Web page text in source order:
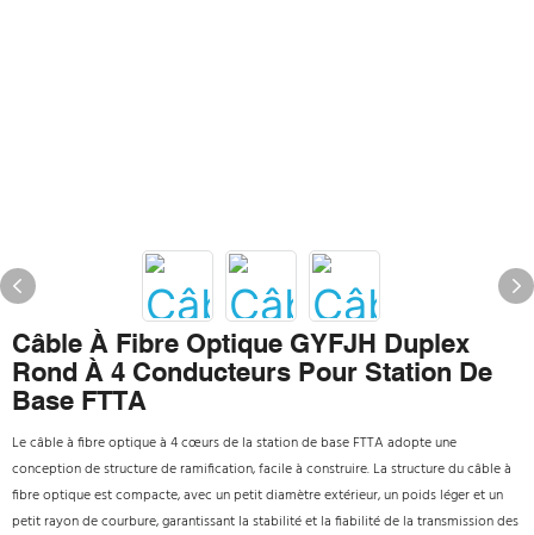
Câble À Fibre Optique GYFJH Duplex
Rond À 4 Conducteurs Pour Station De
Base FTTA
Le câble à fibre optique à 4 cœurs de la station de base FTTA adopte une
conception de structure de ramification, facile à construire. La structure du câble à
fibre optique est compacte, avec un petit diamètre extérieur, un poids léger et un
petit rayon de courbure, garantissant la stabilité et la fiabilité de la transmission des